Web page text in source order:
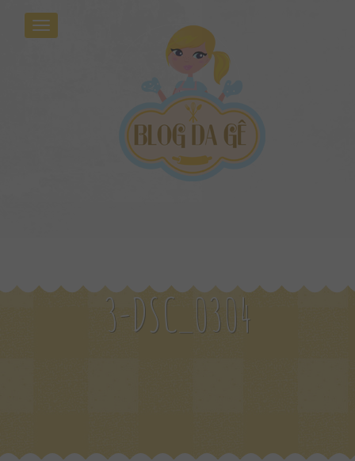
3-DSC_0304